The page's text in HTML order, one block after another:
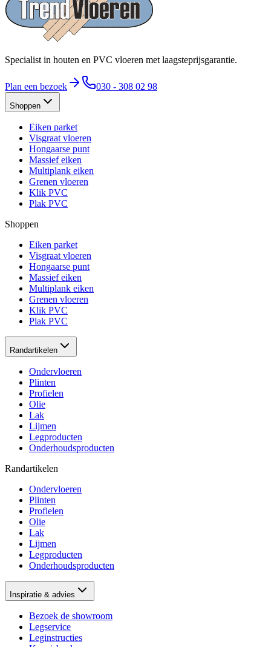
Specialist in houten en PVC vloeren met laagsteprijsgarantie.
Plan een bezoek 030 - 308 02 98
Shoppen
Eiken parket
Visgraat vloeren
Hongaarse punt
Massief eiken
Multiplank eiken
Grenen vloeren
Klik PVC
Plak PVC
Shoppen
Eiken parket
Visgraat vloeren
Hongaarse punt
Massief eiken
Multiplank eiken
Grenen vloeren
Klik PVC
Plak PVC
Randartikelen
Ondervloeren
Plinten
Profielen
Olie
Lak
Lijmen
Legproducten
Onderhoudsproducten
Randartikelen
Ondervloeren
Plinten
Profielen
Olie
Lak
Lijmen
Legproducten
Onderhoudsproducten
Inspiratie & advies
Bezoek de showroom
Legservice
Leginstructies